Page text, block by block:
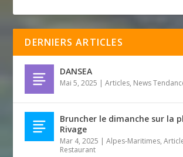
DERNIERS ARTICLES
DANSEA
Mai 5, 2025 |Articles, News
Bruncher le dimanche sur la
Rivage
Mar 4, 2025 |Alpes-Maritimes,
Restaurant